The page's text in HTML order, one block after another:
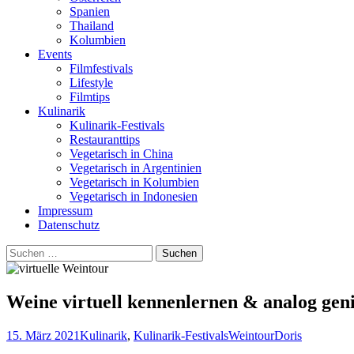
Spanien
Thailand
Kolumbien
Events
Filmfestivals
Lifestyle
Filmtips
Kulinarik
Kulinarik-Festivals
Restauranttips
Vegetarisch in China
Vegetarisch in Argentinien
Vegetarisch in Kolumbien
Vegetarisch in Indonesien
Impressum
Datenschutz
Suchen
nach:
Weine virtuell kennenlernen & analog
15. März 2021Kulinarik, Kulinarik-FestivalsWeintourDoris